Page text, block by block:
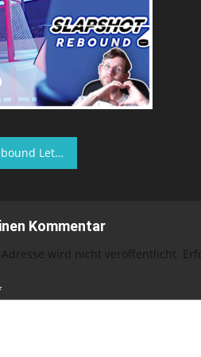
Play Folge 1
Kommentar
wird nicht veröffentlicht.